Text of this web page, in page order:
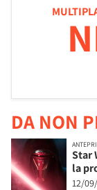
DA NON
Star
la
12/